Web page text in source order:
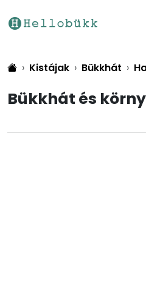
Kistájak Bükkhát
Bükkhát és